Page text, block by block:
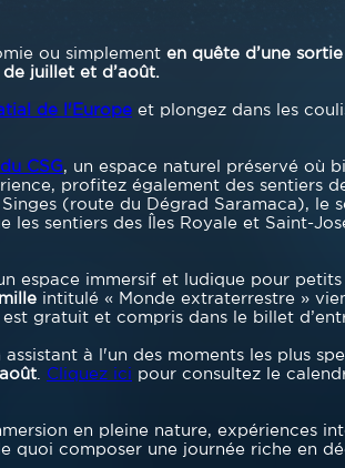
ou simplement en quête d’une
juillet et d’août.
de l'Europe et plongez dans les
CSG, un espace naturel préservé où
profitez également des sentiers
(route du Dégrad Saramaca), le
les sentiers des Îles Royale et Saint-
espace immersif et ludique pour
intitulé « Monde extraterrestre »
gratuit et compris dans le billet
assistant à l'un des moments les plus
Cliquez ici pour consultez le
en pleine nature, expériences
quoi composer une journée riche en